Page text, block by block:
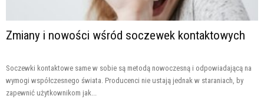
Zmiany i nowości wśród soczewek kontaktowych
Soczewki kontaktowe same w sobie są metodą nowoczesną i odpowiadającą na
wymogi współczesnego świata. Producenci nie ustają jednak w staraniach, by
zapewnić użytkownikom jak...